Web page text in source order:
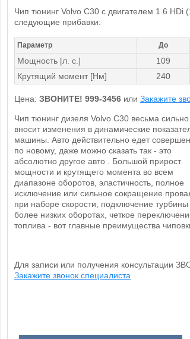
Чип тюнинг Volvo C30 с двигателем 1.6 HDi
следующие прибавки:
Параметр До
Мощность [л. с.] 109
Крутящий момент [Нм]
240
Цена: ЗВОНИТЕ! 999-3456 или Закажите
Чип тюнинг дизеля Volvo C30 весьма сильно
вносит изменения в динамические
машины. Авто действительно едет
по новому, даже можно сказать так - это
абсолютно другое авто . Большой прирост
мощности и крутящего момента во всем
диапазоне оборотов, эластичность, полное
исключение или сильное сокращение
при наборе скорости, подключение турбины
более низких оборотах, четкое
топлива - вот главные преимущества
Для записи или получения консультации
Закажите звонок специалиста